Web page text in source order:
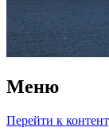
Меню
Перейти к